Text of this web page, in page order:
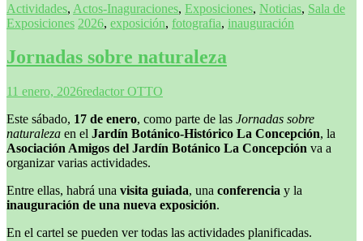
Actividades, Actos-Inaguraciones, Exposiciones, Noticias, Sala de
Exposiciones 2026, exposición, fotografia, inauguración
Jornadas sobre naturaleza
11 enero, 2026redactor OTTO
Este sábado, 17 de enero, como parte de las Jornadas sobre
naturaleza en el Jardín Botánico-Histórico La Concepción, la
Asociación Amigos del Jardín Botánico La Concepción va a
organizar varias actividades.
Entre ellas, habrá una visita guiada, una conferencia y la
inauguración de una nueva exposición.
En el cartel se pueden ver todas las actividades planificadas.